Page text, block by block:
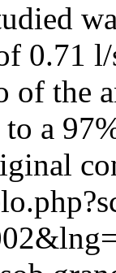
0.71
the
a